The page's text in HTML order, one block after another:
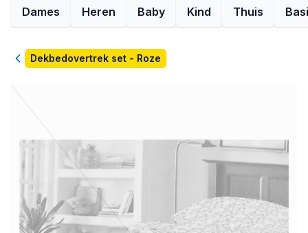
Dames Heren Baby Kind Thuis
TerugDekbedovertrek set - Roze